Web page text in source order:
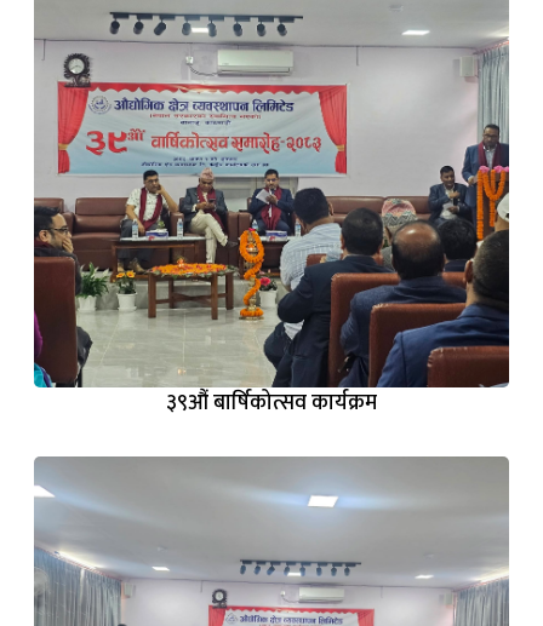
फोटोहरू
३९‌औं बार्षिकोत्सव कार्यक्रम